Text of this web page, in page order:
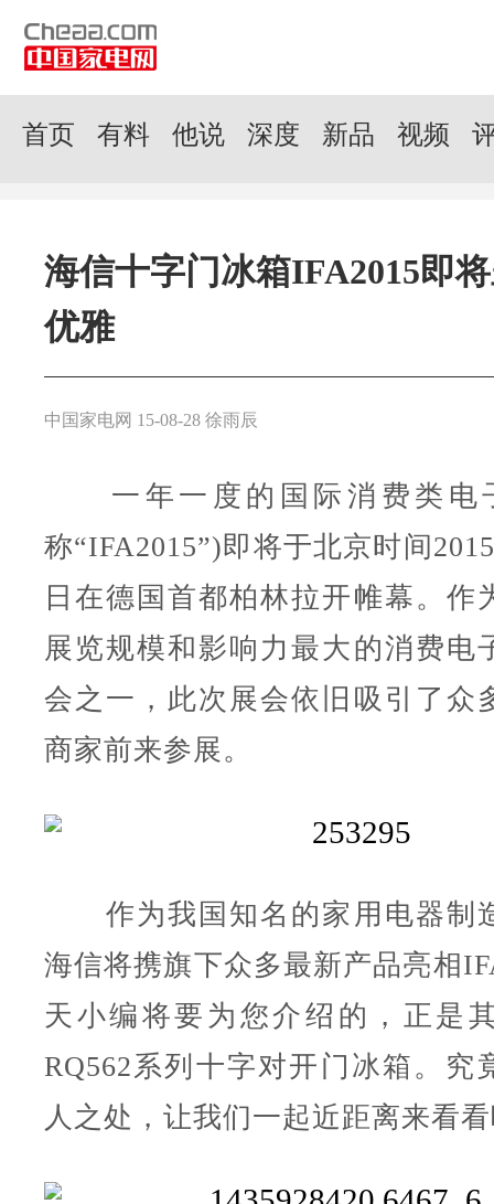
首页 有料 他说 深度 新品 视频
海信十字门冰箱IFA2015即
优雅
中国家电网 15-08-28 徐雨辰
一年一度的国际消费类电
称“IFA2015”)即将于北京时间
日在德国首都柏林拉开帷幕。作
展览规模和影响力最大的消费电
会之一，此次展会依旧吸引了众
商家前来参展。
作为我国知名的家用电器制
海信将携旗下众多最新产品亮相
天小编将要为您介绍的，正是
RQ562系列十字对开门冰箱。究
人之处，让我们一起近距离来看